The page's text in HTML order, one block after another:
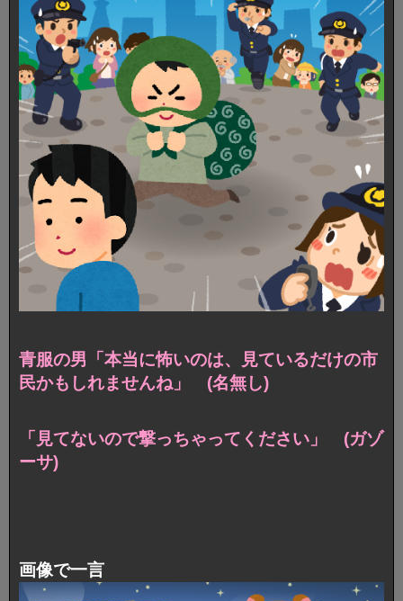
青服の男「本当に怖いのは、見ているだけの市
民かもしれませんね」 (名無し)
「見てないので撃っちゃってください」 (ガゾ
ーサ)
画像で一言